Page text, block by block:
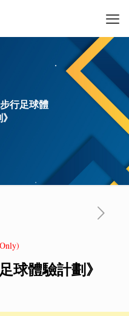
行足球體
球體驗計劃》